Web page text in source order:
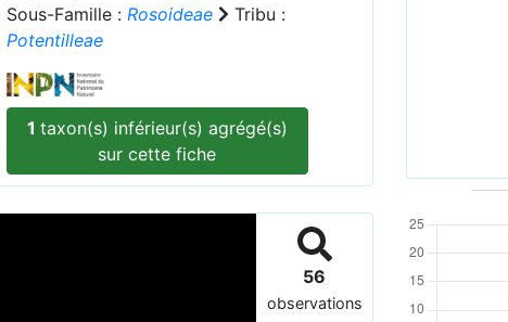
Sous-Famille : Rosoideae
Tribu :
Potentilleae
1 taxon(s) inférieur(s) agrégé(s)
sur cette fiche
56
observations